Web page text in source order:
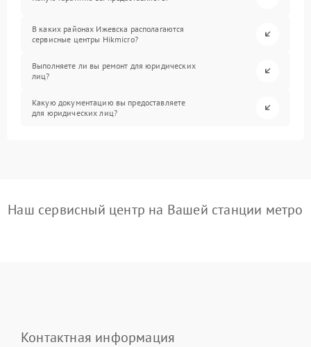
В каких районах Ижевска располагаются
сервисные центры Hikmicro?
Выполняете ли вы ремонт для юридических
лиц?
Какую документацию вы предоставляете
для юридических лиц?
Наш сервисный центр на Вашей станции метро
Контактная информация